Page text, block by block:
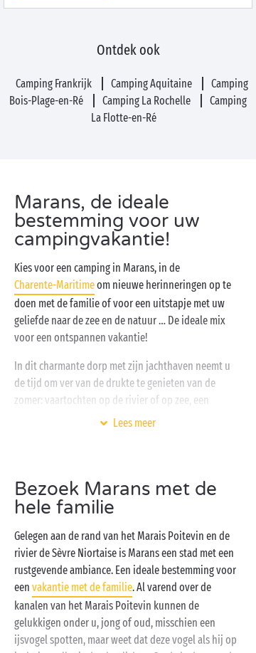
Ontdek ook
Camping Frankrijk Camping Aquitaine
Camping
Bois-Plage-en-Ré
Camping La Rochelle
Camping
La Flotte-en-Ré
Marans, de ideale
bestemming voor uw
campingvakantie!
Kies voor een camping in Marans, in de
Charente-Maritimeom nieuwe herinneringen op te
doen met de familie of voor een uitstapje met uw
geliefde naar de zee en de natuur … De ideale mix
voor een ontspannen vakantie!
In dit charmante dorp met zijn jachthaven neemt u
de tijd om ver van de drukte te genieten van de
zomer: vaartochten op de rivier of op zee, een
wandeling langs de moerassen, een fietstocht langs
kunt u flaneren over de lokale markt en de vishal en
u in andere tijden wanen … Vervolg uw bezoek met
bewonder de bijzondere bouwstijlen, de bloemrijke
tuinen, en … Kent u de kippen uit Marans? Zwarte
kippen die rood-bruine eieren leggen, jawel!
Marans is een ideale bestemming voor liefhebbers
vanwatersportactiviteiten: kano, stand-up paddle,
vissen. De troef? Uw 4- of 5-sterrencamping biedt
Lees meer
Bezoek Marans met de
hele familie
Gelegen aan de rand van het Marais Poitevin en de
rivier de Sèvre Niortaise is Marans een stad met een
rustgevende ambiance. Een ideale bestemming voor
een vakantie met de familie. Al varend over de
kanalen van het Marais Poitevin kunnen de
gelukkigen onder u, jong of oud, misschien een
ijsvogel spotten, maar weet dat deze vogel als hij op